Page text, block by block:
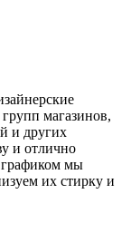
магазинов,
и других
и отлично
графиком мы
их стирку и